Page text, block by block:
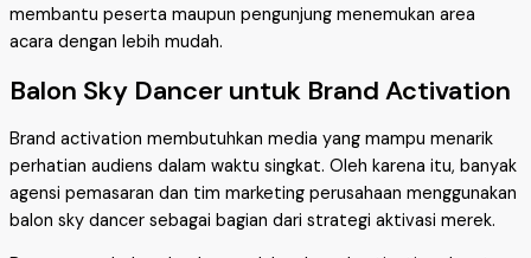
membantu peserta maupun pengunjung menemukan area
acara dengan lebih mudah.
Balon Sky Dancer untuk Brand Activation
Brand activation membutuhkan media yang mampu menarik
perhatian audiens dalam waktu singkat. Oleh karena itu, banyak
agensi pemasaran dan tim marketing perusahaan menggunakan
balon sky dancer sebagai bagian dari strategi aktivasi merek.